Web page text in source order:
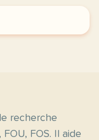
recherche
FOS. Il aide